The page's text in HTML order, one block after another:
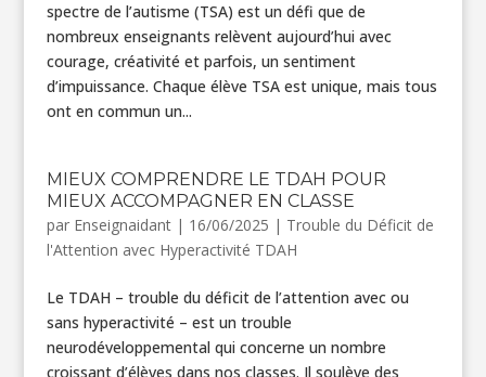
spectre de l’autisme (TSA) est un défi que de
nombreux enseignants relèvent aujourd’hui avec
courage, créativité et parfois, un sentiment
d’impuissance. Chaque élève TSA est unique, mais tous
ont en commun un...
MIEUX COMPRENDRE LE TDAH POUR
MIEUX ACCOMPAGNER EN CLASSE
par Enseignaidant| 16/06/2025 | Trouble du Déficit de
l'Attention avec Hyperactivité TDAH
Le TDAH – trouble du déficit de l’attention avec ou
sans hyperactivité – est un trouble
neurodéveloppemental qui concerne un nombre
croissant d’élèves dans nos classes. Il soulève des